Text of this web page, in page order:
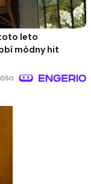
leto
módny hit